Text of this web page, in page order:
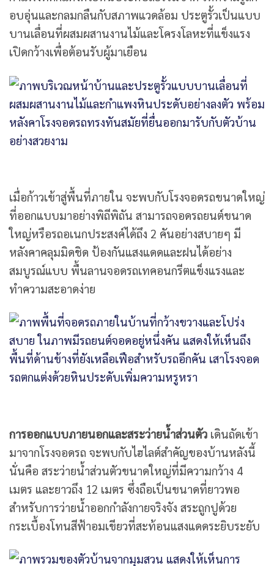
อบอุ่นและกลมกลืนกับสภาพแวดล้อม ประตูรั้วเป็นแบบ
บานเลื่อนที่ผสมผสานงานไม้และโครงโลหะที่แข็งแรง
เปิดกว้างเพื่อต้อนรับผู้มาเยือน
เมื่อก้าวเข้าสู่พื้นที่ภายใน จะพบกับโรงจอดรถขนาดใหญ่
ที่ออกแบบมาอย่างพิถีพิถัน สามารถจอดรถยนต์ขนาด
ใหญ่หรือรถอเนกประสงค์ได้ถึง 2 คันอย่างสบายๆ มี
หลังคาคลุมมิดชิด ป้องกันแสงแดดและฝนได้อย่าง
สมบูรณ์แบบ พื้นลานจอดรถเทคอนกรีตแข็งแรงและ
ทำความสะอาดง่าย
การออกแบบภายนอกและสระว่ายน้ำส่วนตัว เดินถัดเข้า
มาจากโรงจอดรถ จะพบกับไฮไลต์สำคัญของบ้านหลังนี้
นั่นคือ สระว่ายน้ำส่วนตัวขนาดใหญ่ที่มีความกว้าง 4
เมตร และยาวถึง 12 เมตร ซึ่งถือเป็นขนาดที่ยาวพอ
สำหรับการว่ายน้ำออกกำลังกายจริงจัง สระถูกปูด้วย
กระเบื้องโทนสีฟ้าอมเขียวที่สะท้อนแสงแดดระยิบระยับ